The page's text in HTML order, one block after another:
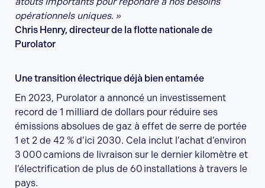
opérationnels uniques. »
Chris Henry, directeur de la flotte nationale de
Purolator
Une transition électrique déjà bien entamée
En 2023, Purolator a annoncé un investissement
record de 1 milliard de dollars pour réduire ses
émissions absolues de gaz à effet de serre de portée
1 et 2 de 42 % d’ici 2030. Cela inclut l’achat d’environ
3 000 camions de livraison sur le dernier kilomètre et
l’électrification de plus de 60 installations à travers le
pays.